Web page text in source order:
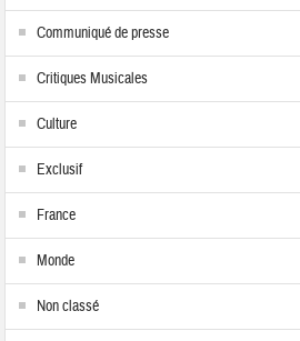
Communiqué de presse
Critiques Musicales
Culture
Exclusif
France
Monde
Non classé